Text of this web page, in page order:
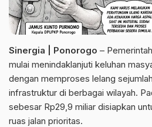
Sinergia | Ponorogo –
mulai menindaklanjuti keluhan
dengan memproses lelang
infrastruktur di berbagai wilayah.
sebesar Rp29,9 miliar disiapkan
ruas jalan prioritas.